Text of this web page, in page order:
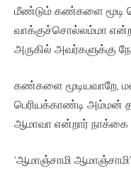
மீண்டும் கண்களை மூடி
வாக்குச்சொல்லம்மா
அருகில் அவர்களுக்கு
கண்களை மூடியவாறே,
பெரியக்காண்டி அம்மன்
ஆமாவா என்றார் நாக்கை
‘ஆமாஞ்சாமி